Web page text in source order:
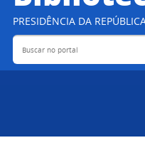
PRESIDÊNCIA DA
Buscar no portal